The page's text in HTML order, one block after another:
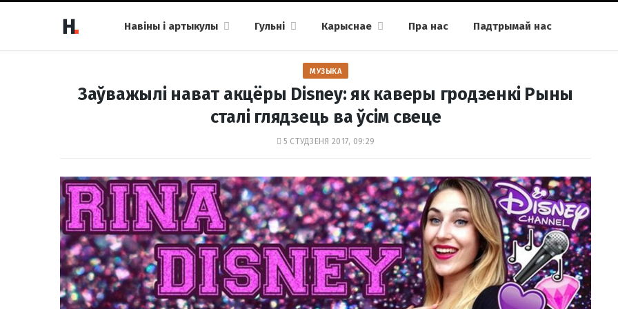
Навіны і артыкулы Гульні Карыснае Пра нас Падтрымай нас
МУЗЫКА
Заўважылі нават акцёры Disney: як каверы гродзенкі Рыны
сталі глядзець ва ўсім свеце
5 СТУДЗЕНЯ 2017, 09:29